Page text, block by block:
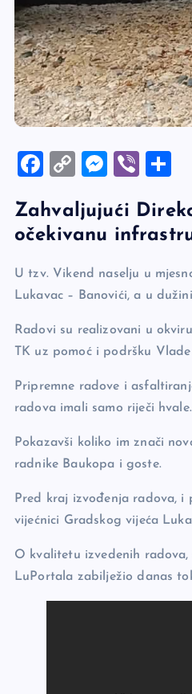
F
c
e
b
o
k
C
p
y
Li
n
M
se
n
g
er
Vi
er
e
Zahvaljujući
očekivanu
U tzv. Vikend naselju u
Lukavac – Banovići, a u
Radovi su realizovani u
TK uz pomoć i podršku
Pripremne radove i
radova imali samo riječi hvale.
Pokazavši koliko im znači
radnike Baukopa i goste.
Pred kraj izvođenja radova,
vijećnici Gradskog vijeća
O kvalitetu izvedenih
LuPortala zabilježio danas